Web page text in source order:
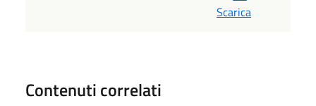
Scarica
Contenuti correlati